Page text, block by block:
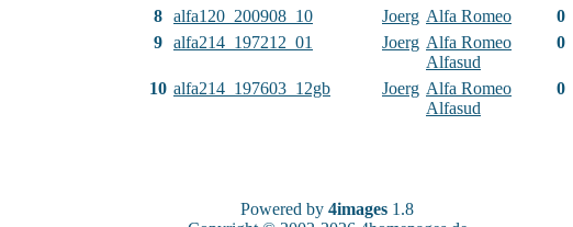
8 alfa120_200908_10 Joerg Alfa Romeo
0
9 alfa214_197212_01 Joerg Alfa Romeo
Alfasud
0
10 alfa214_197603_12gb Joerg Alfa Romeo
Alfasud
0
Powered by 4images 1.8